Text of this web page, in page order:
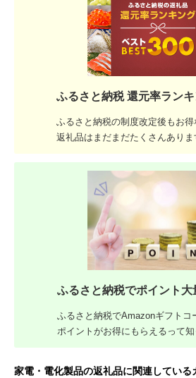
ふるさと納税 還元率ラン
ふるさと納税の制度改定後もお得
返礼品はまだまだたくさんありま
ふるさと納税でポイント大
ふるさと納税でAmazonギフトコ
ポイントがお得にもらえるって
家電・電化製品の返礼品に関連している